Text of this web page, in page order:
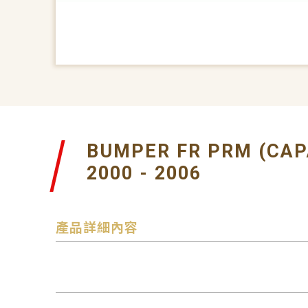
BUMPER FR PRM
2000 - 2006
產品詳細內容